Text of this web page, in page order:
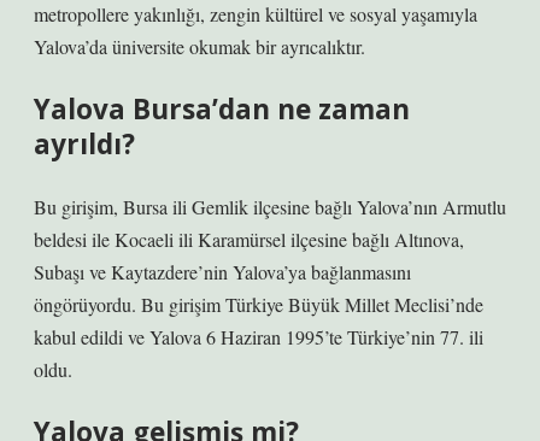
metropollere yakınlığı, zengin kültürel ve sosyal yaşamıyla
Yalova’da üniversite okumak bir ayrıcalıktır.
Yalova Bursa’dan ne zaman
ayrıldı?
Bu girişim, Bursa ili Gemlik ilçesine bağlı Yalova’nın Armutlu
beldesi ile Kocaeli ili Karamürsel ilçesine bağlı Altınova,
Subaşı ve Kaytazdere’nin Yalova’ya bağlanmasını
öngörüyordu. Bu girişim Türkiye Büyük Millet Meclisi’nde
kabul edildi ve Yalova 6 Haziran 1995’te Türkiye’nin 77. ili
oldu.
Yalova gelişmiş mi?